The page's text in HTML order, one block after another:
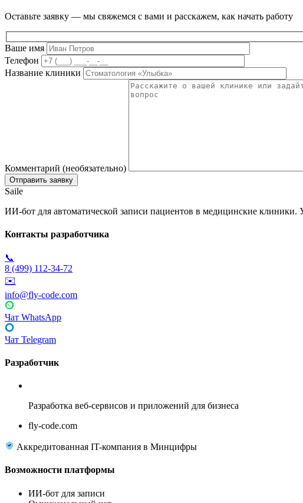
Оставьте заявку — мы свяжемся с вами и расскажем, как начать работу
Ваше имя
Телефон
Название клиники
Комментарий (необязательно)
Saile
ИИ-бот для автоматической записи пациентов в медицинские клиники.
Контакты разработчика
📞
8 (499) 112-34-72
✉️
info@fly-code.com
Чат WhatsApp
Чат Telegram
Разработчик
Разработка веб-сервисов и приложений для бизнеса
fly-code.com
Аккредитованная IT-компания в Минцифры
Возможности платформы
ИИ-бот для записи